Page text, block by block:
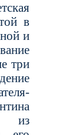
в
и
три
из